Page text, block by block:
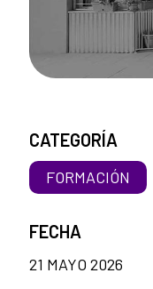
CATEGORÍA
FORMACIÓN
FECHA
21 MAYO 2026